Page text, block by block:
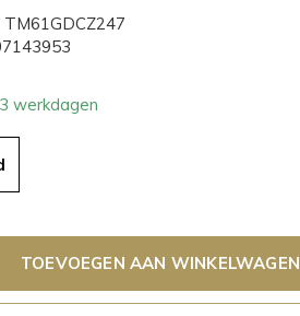
TM61GDCZ247
werkdagen
TOEVOEGEN AAN WINKELWAGEN